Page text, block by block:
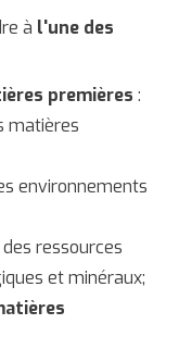
à l'une des
premières :
matières
environnements
ressources
et minéraux;